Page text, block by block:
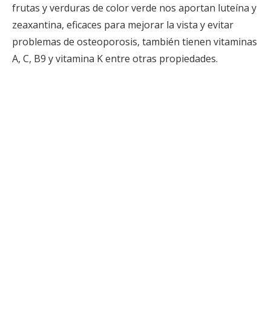
frutas y verduras de color verde nos aportan luteína y
zeaxantina, eficaces para mejorar la vista y evitar
problemas de osteoporosis, también tienen vitaminas
A, C, B9 y vitamina K entre otras propiedades.